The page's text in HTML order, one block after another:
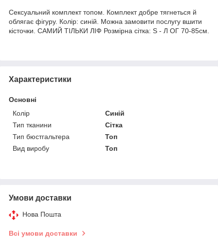
Сексуальний комплект топом. Комплект добре тягнеться й
облягає фігуру. Колір: синій. Можна замовити послугу вшити
кісточки. САМИЙ ТІЛЬКИ ЛІФ Розмірна сітка: S - Л ОГ 70-85см.
Характеристики
Основні
Колір
Синій
Тип тканини
Сітка
Тип бюстгальтера
Топ
Вид виробу
Топ
Умови доставки
Нова Пошта
Всі умови доставки